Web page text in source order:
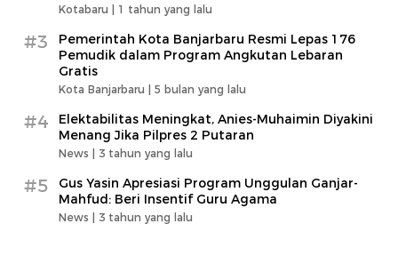
Kotabaru | 1 tahun yang lalu
#3
Pemerintah Kota Banjarbaru Resmi Lepas 176
Pemudik dalam Program Angkutan Lebaran
Gratis
Kota Banjarbaru | 5 bulan yang lalu
#4
Elektabilitas Meningkat, Anies-Muhaimin Diyakini
Menang Jika Pilpres 2 Putaran
News | 3 tahun yang lalu
#5
Gus Yasin Apresiasi Program Unggulan Ganjar-
Mahfud: Beri Insentif Guru Agama
News | 3 tahun yang lalu